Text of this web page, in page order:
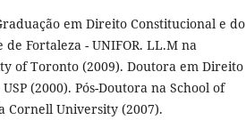
em Direito Constitucional e do
Fortaleza - UNIFOR. LL.M na
of Toronto (2009). Doutora em Direito
(2000). Pós-Doutora na School of
Cornell University (2007).